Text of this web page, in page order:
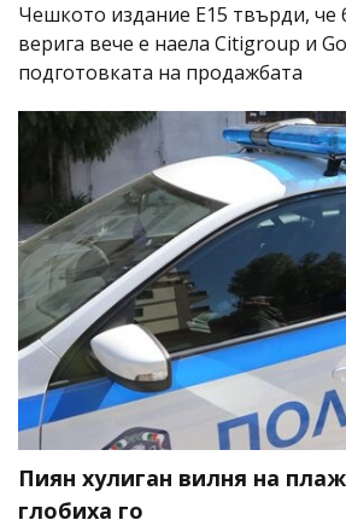
Чешкото издание E15 твърди, че
верига вече е наела Citigroup и
подготовката на продажбата
Пиян хулиган вилня на
глобиха го